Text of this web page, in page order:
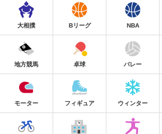
大相撲 Bリーグ NBA
地方競馬 卓球 バレー
モーター フィギュア ウィンター